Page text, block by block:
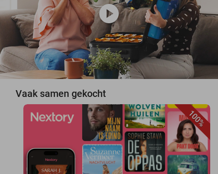
play_circle
Vaak samen gekocht
100%